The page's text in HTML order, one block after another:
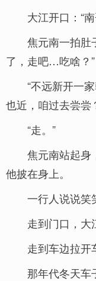
大江开口：“
焦元南一拍肚
了，走吧…吃啥？”
“不远新开一
也近，咱过去尝尝
“走。”
焦元南站起身
他披在身上。
一行人说说笑
走到门口，大
走到车边拉开
那年代冬天车